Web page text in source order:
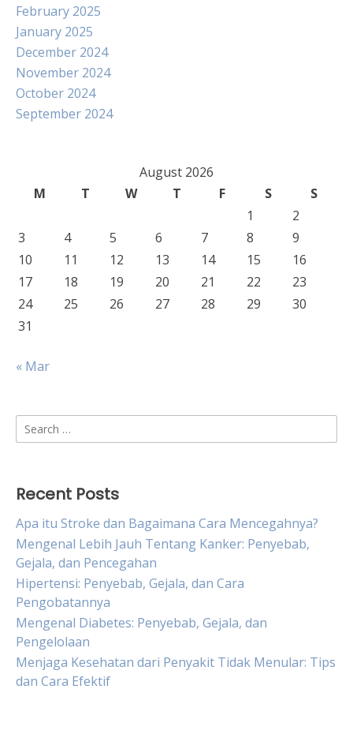
February 2025
January 2025
December 2024
November 2024
October 2024
September 2024
August 2026
M
T W T F S
S
1
2
3
4 5 6 7 8
9
10
11 12 13 14 15
16
17
18 19 20 21 22
23
24
25 26 27 28 29
30
31
« Mar
Search
for:
Recent Posts
Apa itu Stroke dan Bagaimana Cara Mencegahnya?
Mengenal Lebih Jauh Tentang Kanker: Penyebab,
Gejala, dan Pencegahan
Hipertensi: Penyebab, Gejala, dan Cara
Pengobatannya
Mengenal Diabetes: Penyebab, Gejala, dan
Pengelolaan
Menjaga Kesehatan dari Penyakit Tidak Menular: Tips
dan Cara Efektif